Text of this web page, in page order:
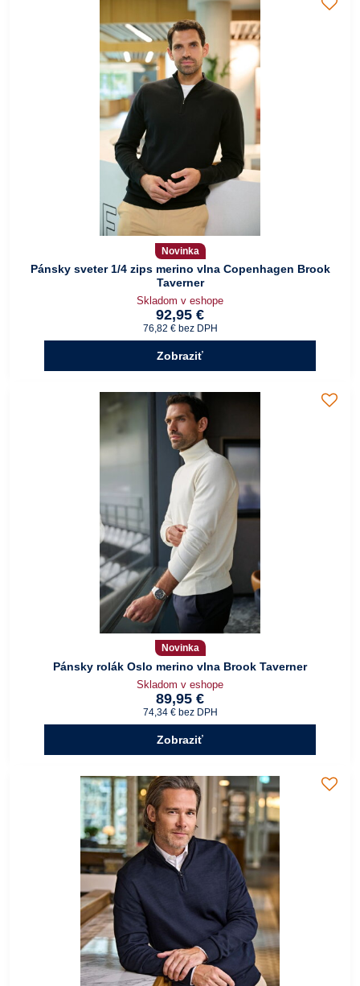
Novinka
Pánsky sveter 1/4 zips merino vlna Copenhagen Brook
Taverner
Skladom v eshope
92,95 €
76,82 € bez DPH
Zobraziť
Novinka
Pánsky rolák Oslo merino vlna Brook Taverner
Skladom v eshope
89,95 €
74,34 € bez DPH
Zobraziť